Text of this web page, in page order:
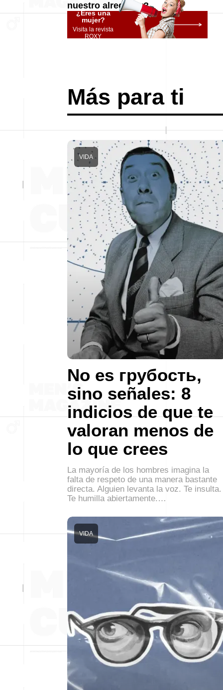
nuestro alrededor?
¿Eres una
mujer?
Visita la revista
ROXY
Más para ti
No es грубость,
sino señales: 8
indicios de que te
valoran menos de
lo que crees
VIDA
La mayoría de los hombres imagina la
falta de respeto de una manera bastante
directa. Alguien levanta la voz. Te insulta.
Te humilla abiertamente.…
VIDA